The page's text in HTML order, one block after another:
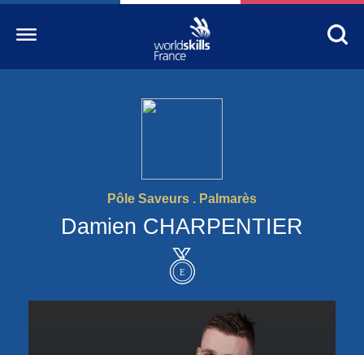
Pôle Saveurs . Palmarès
Damien CHARPENTIER
La compétition
Découvrez un métier
S’informer
Nos partenaires
Actualités Education